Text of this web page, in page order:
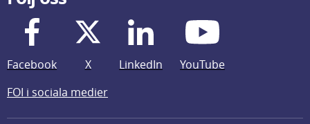
Facebook X LinkedIn
YouTube
FOI i sociala medier